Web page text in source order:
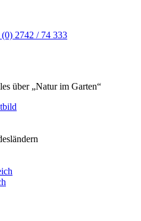
2742 / 74 333
über „Natur im Garten“